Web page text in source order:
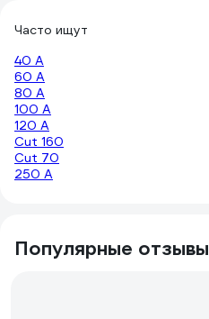
Часто ищут
40 А
60 А
80 А
100 А
120 А
Cut 160
Cut 70
250 А
Популярные отзывы